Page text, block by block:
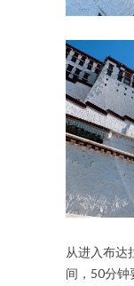
从进入布达
间，50分钟